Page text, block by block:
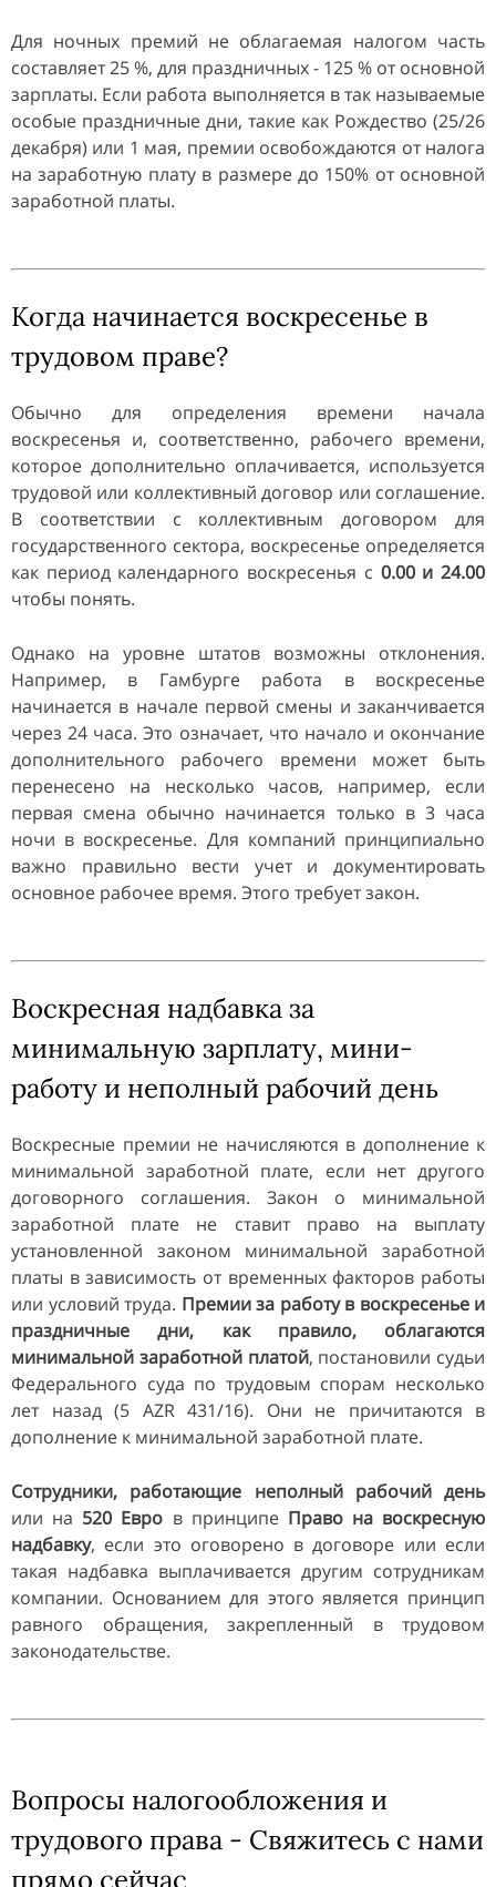
Для ночных премий не облагаемая налогом часть
составляет 25 %, для праздничных - 125 % от основной
зарплаты. Если работа выполняется в так называемые
особые праздничные дни, такие как Рождество (25/26
декабря) или 1 мая, премии освобождаются от налога
на заработную плату в размере до 150% от основной
заработной платы.
Когда начинается воскресенье в
трудовом праве?
Обычно для определения времени начала
воскресенья и, соответственно, рабочего времени,
которое дополнительно оплачивается, используется
трудовой или коллективный договор или соглашение.
В соответствии с коллективным договором для
государственного сектора, воскресенье определяется
как период календарного воскресенья с 0.00 и 24.00
чтобы понять.
Однако на уровне штатов возможны отклонения.
Например, в Гамбурге работа в воскресенье
начинается в начале первой смены и заканчивается
через 24 часа. Это означает, что начало и окончание
дополнительного рабочего времени может быть
перенесено на несколько часов, например, если
первая смена обычно начинается только в 3 часа
ночи в воскресенье. Для компаний принципиально
важно правильно вести учет и документировать
основное рабочее время. Этого требует закон.
Воскресная надбавка за
минимальную зарплату, мини-
работу и неполный рабочий день
Воскресные премии не начисляются в дополнение к
минимальной заработной плате, если нет другого
договорного соглашения. Закон о минимальной
заработной плате не ставит право на выплату
установленной законом минимальной заработной
платы в зависимость от временных факторов работы
или условий труда. Премии за работу в воскресенье и
праздничные дни, как правило, облагаются
минимальной заработной платой, постановили судьи
Федерального суда по трудовым спорам несколько
лет назад (5 AZR 431/16). Они не причитаются в
дополнение к минимальной заработной плате.
Сотрудники, работающие неполный рабочий день
или на 520 Евро в принципе Право на воскресную
надбавку, если это оговорено в договоре или если
такая надбавка выплачивается другим сотрудникам
компании. Основанием для этого является принцип
равного обращения, закрепленный в трудовом
законодательстве.
Вопросы налогообложения и
трудового права - Свяжитесь с нами
прямо сейчас